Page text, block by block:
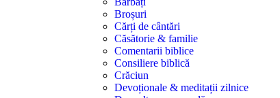
Broșuri
Cărți de cântări
Căsătorie & familie
Comentarii biblice
Consiliere biblică
Crăciun
Devoționale & meditații zilnice